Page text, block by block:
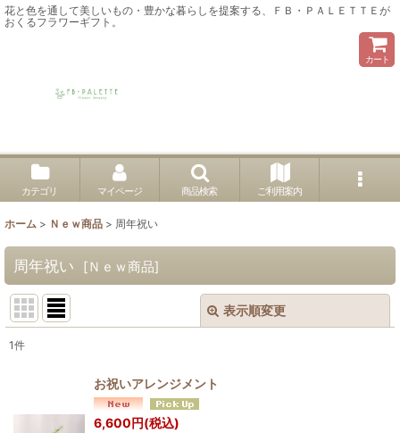
花と色を通して美しいもの・豊かな暮らしを提案する、ＦＢ・ＰＡＬＥＴＴＥが
おくるフラワーギフト。
カート
カテゴリ マイページ 商品検索 ご利用案内
ホーム > Ｎｅｗ商品 > 周年祝い
周年祝い [Ｎｅｗ商品]
表示順変更
並び順:
1件
お祝いアレンジメント
6,600円(税込)